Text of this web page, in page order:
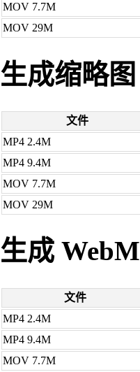
MOV 7.7M
MOV 29M
生成缩略图
文件
MP4 2.4M
MP4 9.4M
MOV 7.7M
MOV 29M
生成 WebM
文件
MP4 2.4M
MP4 9.4M
MOV 7.7M